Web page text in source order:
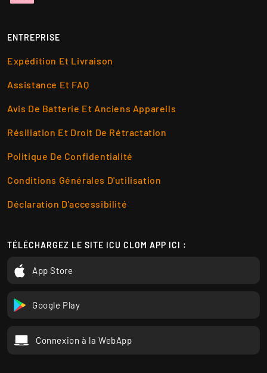
ENTREPRISE
Expédition Et Livraison
Assistance Et FAQ
Avis De Batterie Et Anciens Appareils
Résiliation Et Droit De Rétractation
Politique De Confidentialité
Conditions Générales D'utilisation
Déclaration D'accessibilité
TÉLÉCHARGEZ LE SITE ICU CLOM APP ICI :
App Store
Google Play
Connexion à la WebApp